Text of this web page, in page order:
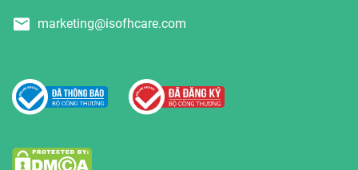
marketing@isofhcare.com